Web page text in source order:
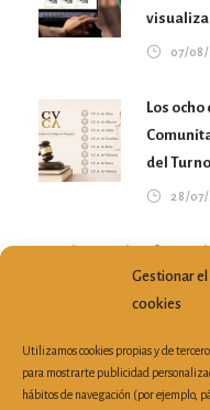
Gestionar
cookies
Utilizamos cookies propias y de
para mostrarte publicidad
hábitos de navegación (por ejemplo,
07/
Los
del
28/
profesionales y